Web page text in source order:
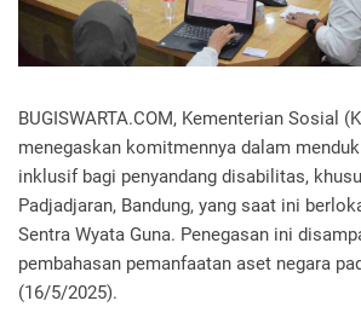
BUGISWARTA.COM, Kementerian Sosial
menegaskan komitmennya dalam
inklusif bagi penyandang disabilitas,
Padjadjaran, Bandung, yang saat ini
Sentra Wyata Guna. Penegasan ini
pembahasan pemanfaatan aset negara
(16/5/2025).